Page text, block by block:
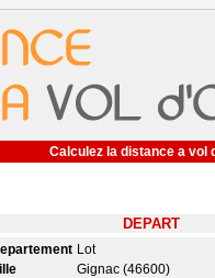
Calculez la distance a vol
DEPART
Lot
Gignac (46600)